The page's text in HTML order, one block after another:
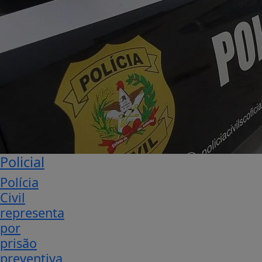
Policial
Polícia
Civil
representa
por
prisão
preventiva